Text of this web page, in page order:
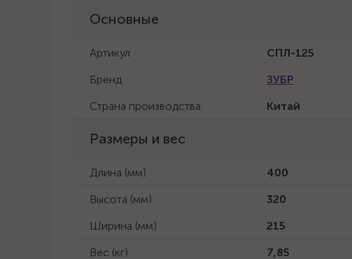
Основные
Артикул
СПЛ-125
Бренд
ЗУБР
Страна производства
Китай
Размеры и вес
Длина (мм)
400
Высота (мм)
320
Ширина (мм)
215
Вес (кг)
7,85